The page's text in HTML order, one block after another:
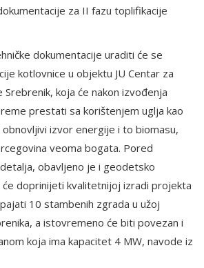
za II fazu toplifikacije
dokumentacije uraditi će se
kotlovnice u objektu JU Centar za
koja će nakon izvođenja
prestati sa korištenjem uglja kao
izvor energije i to biomasu,
veoma bogata. Pored
obavljeno je i geodetsko
doprinijeti kvalitetnijoj izradi projekta
10 stambenih zgrada u užoj
a istovremeno će biti povezan i
koja ima kapacitet 4 MW, navode iz